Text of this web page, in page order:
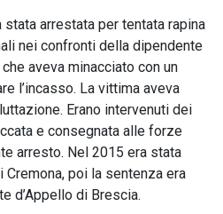
arrestata per tentata rapina
nei confronti della dipendente
aveva minacciato con un
l’incasso. La vittima aveva
Erano intervenuti dei
e consegnata alle forze
arresto. Nel 2015 era stata
Cremona, poi la sentenza era
d’Appello di Brescia.